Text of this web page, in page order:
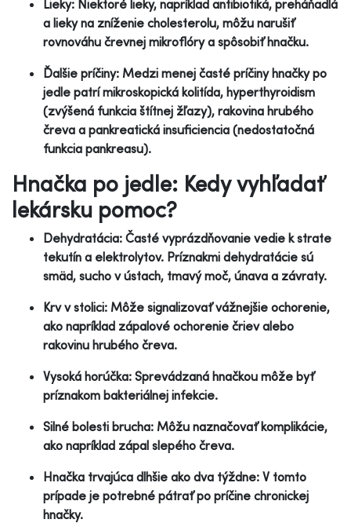
Lieky: Niektoré lieky, napríklad antibiotiká, preháňadlá
a lieky na zníženie cholesterolu, môžu narušiť
rovnováhu črevnej mikroflóry a spôsobiť hnačku.
Ďalšie príčiny: Medzi menej časté príčiny hnačky po
jedle patrí mikroskopická kolitída, hyperthyroidism
(zvýšená funkcia štítnej žľazy), rakovina hrubého
čreva a pankreatická insuficiencia (nedostatočná
funkcia pankreasu).
Hnačka po jedle: Kedy vyhľadať
lekársku pomoc?
Dehydratácia: Časté vyprázdňovanie vedie k strate
tekutín a elektrolytov. Príznakmi dehydratácie sú
smäd, sucho v ústach, tmavý moč, únava a závraty.
Krv v stolici: Môže signalizovať vážnejšie ochorenie,
ako napríklad zápalové ochorenie čriev alebo
rakovinu hrubého čreva.
Vysoká horúčka: Sprevádzaná hnačkou môže byť
príznakom bakteriálnej infekcie.
Silné bolesti brucha: Môžu naznačovať komplikácie,
ako napríklad zápal slepého čreva.
Hnačka trvajúca dlhšie ako dva týždne: V tomto
prípade je potrebné pátrať po príčine chronickej
hnačky.